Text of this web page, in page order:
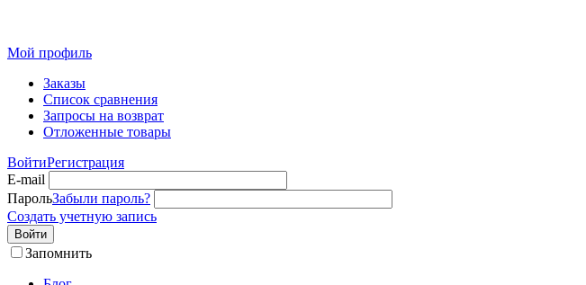
Мой профиль
Заказы
Список сравнения
Запросы на возврат
Отложенные товары
ВойтиРегистрация
E-mail
ПарольЗабыли пароль?
Создать учетную запись
Войти
Запомнить